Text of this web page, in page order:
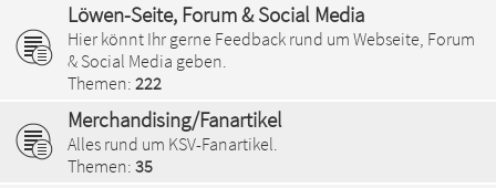
Löwen-Seite, Forum & Social Media
Hier könnt Ihr gerne Feedback rund um Webseite, Forum
& Social Media geben.
Themen: 222
Merchandising/Fanartikel
Alles rund um KSV-Fanartikel.
Themen: 35